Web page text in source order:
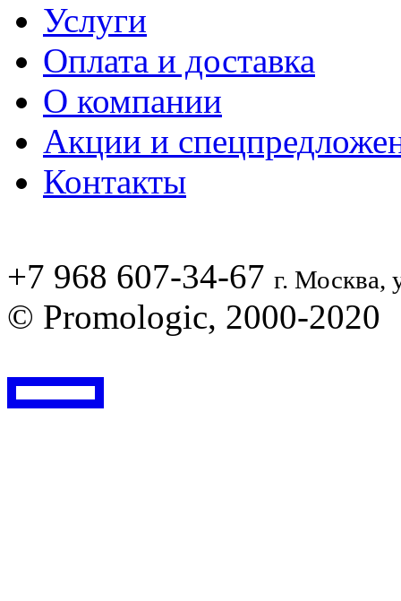
Услуги
Оплата и доставка
О компании
Акции и
Контакты
+7 968 607-34-67 г. Москва,
© Promologic, 2000-2020